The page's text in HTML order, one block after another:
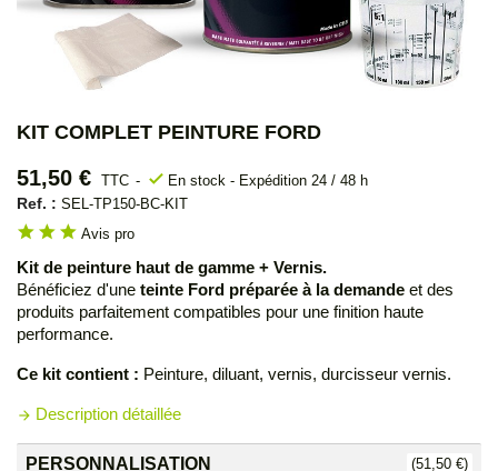
KIT COMPLET PEINTURE FORD
51,50 € TTC check En stock - Expédition 24 / 48 h
Ref. : SEL-TP150-BC-KIT
star star star Avis pro
Kit de peinture haut de gamme + Vernis.
Bénéficiez d'une teinte Ford préparée à la demande et des
produits parfaitement compatibles pour une finition haute
performance.
Ce kit contient : Peinture, diluant, vernis, durcisseur vernis.
arrow_forward Description détaillée
PERSONNALISATION (51,50 €)